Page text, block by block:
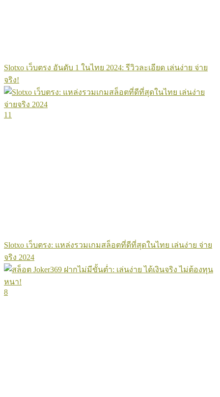
Slotxo เว็บตรง อันดับ 1 ในไทย 2024: รีวิวละเอียด เล่นง่าย จ่าย
จริง!
11
Slotxo เว็บตรง: แหล่งรวมเกมสล็อตที่ดีที่สุดในไทย เล่นง่าย จ่าย
จริง 2024
8